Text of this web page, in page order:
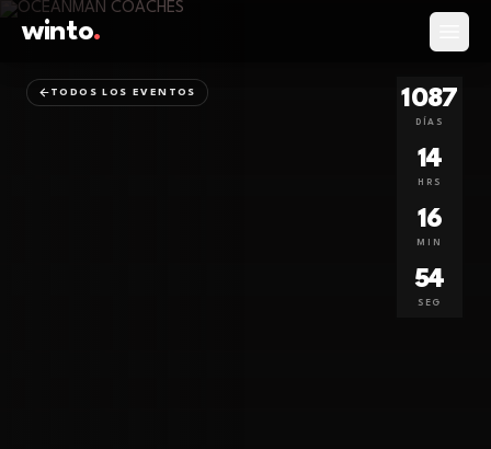
winto.
TODOS LOS EVENTOS 1087
DÍAS
14
HRS
16
MIN
54
SEG